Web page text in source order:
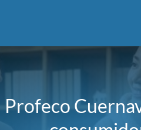
Profeco